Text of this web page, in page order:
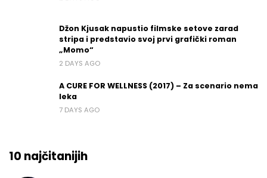
Džon Kjusak napustio filmske setove zarad
stripa i predstavio svoj prvi grafički roman
„Momo“
2 DAYS AGO
A CURE FOR WELLNESS (2017) – Za scenario nema
leka
7 DAYS AGO
10 najčitanijih